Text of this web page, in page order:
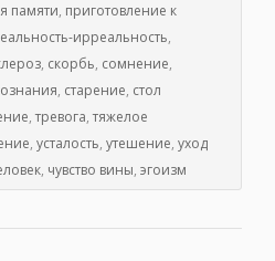
памяти, приготовление к
ирреальность,
, скорбь, сомнение,
, старение, стол
,тревога,тяжелое
, усталость, утешение, уход
, чувство вины, эгоизм